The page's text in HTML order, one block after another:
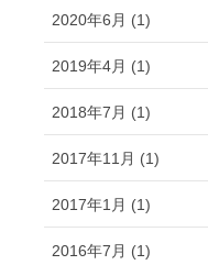
2020年6月 (1)
2019年4月 (1)
2018年7月 (1)
2017年11月 (1)
2017年1月 (1)
2016年7月 (1)